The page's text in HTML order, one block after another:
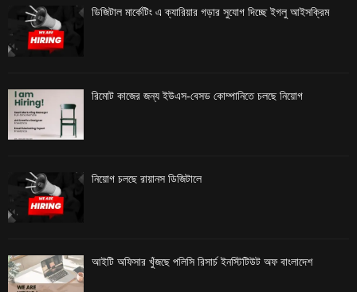
ডিজিটাল মার্কেটিং এ ক্যারিয়ার গড়ার সুযোগ দিচ্ছে ইগলু আইসক্রিম
রিমোট কাজের জন্য ইউএস-বেসড কোম্পানিতে চলছে নিয়োগ
নিয়োগ চলছে রায়ানস ডিজিটালে
আইটি অফিসার খুঁজছে পলিসি রিসার্চ ইনস্টিটিউট অফ বাংলাদেশ